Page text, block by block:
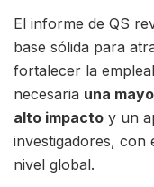
El informe de QS
base sólida para
fortalecer la
necesaria una
alto impacto y un
investigadores, con
nivel global.